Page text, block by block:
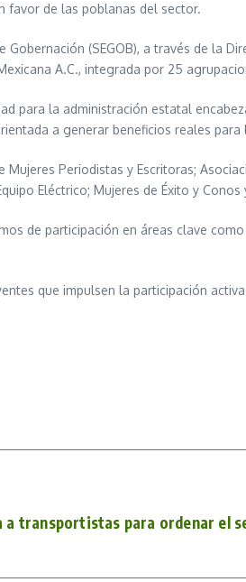
favor de las poblanas del sector.
(SEGOB), a través de la
A.C., integrada por 25
para la administración estatal
a generar beneficios reales para
Periodistas y Escritoras;
Eléctrico; Mujeres de Éxito y
de participación en áreas clave
que impulsen la participación
a transportistas para ordenar el